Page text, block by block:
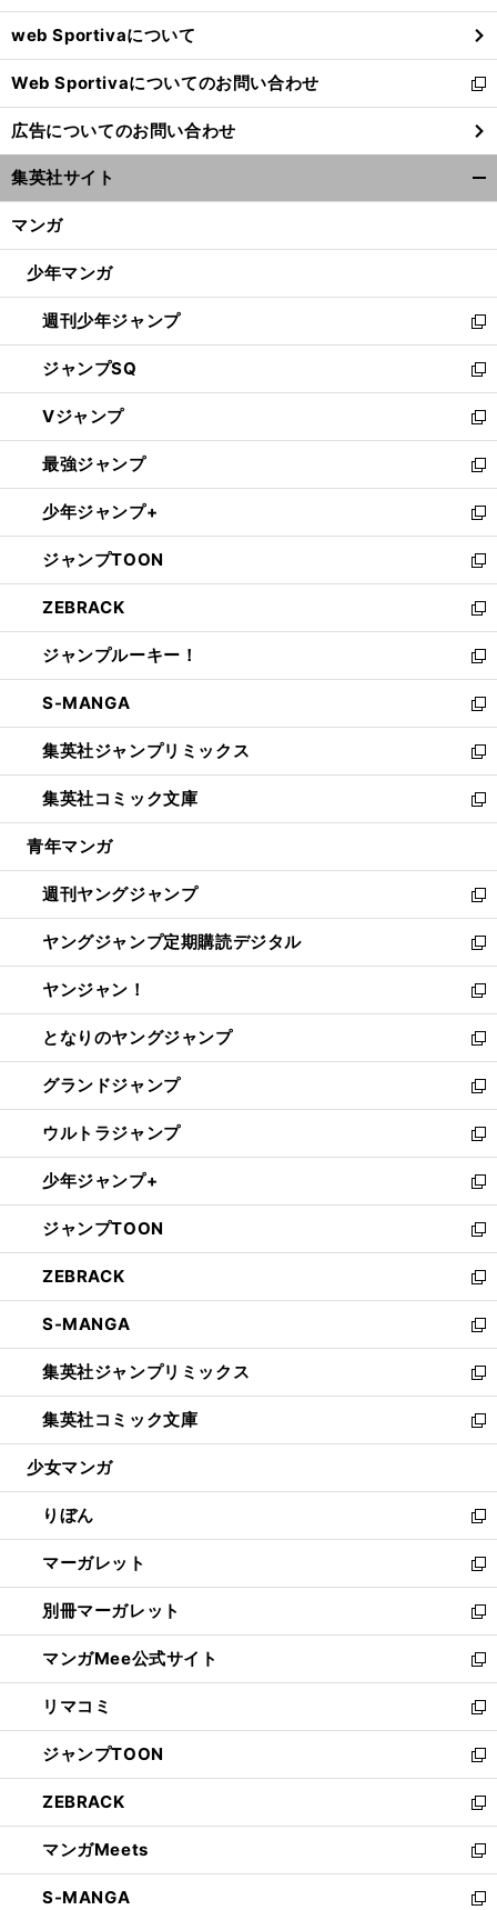
ウ
で
開
く
web Sportivaについて
Web Sportivaについてのお問い合わせ
新
し
い
ウ
ィ
ン
ウ
開
く
広告についてのお問い合わせ
集英社サイト
マンガ
少年マンガ
週刊少年ジャンプ
新
し
い
ウ
ィ
ン
ド
ウ
で
開
く
ジャンプSQ
新
し
い
ウ
ィ
ン
ド
ウ
で
開
く
Vジャンプ
新
し
い
ウ
ィ
ン
ド
ウ
で
開
く
最強ジャンプ
新
し
い
ウ
ィ
ン
ド
ウ
で
開
く
少年ジャンプ+
新
し
い
ウ
ィ
ン
ド
ウ
で
開
く
ジャンプTOON
新
し
い
ウ
ィ
ン
ド
ウ
で
開
く
ZEBRACK
新
し
い
ウ
ィ
ン
ド
ウ
で
開
ジャンプルーキー！
新
し
い
ウ
ィ
ン
ド
ウ
開
く
S-MANGA
新
し
い
ウ
ィ
ン
ウ
で
開
く
集英社ジャンプリミックス
新
し
い
ウ
ン
ド
ウ
で
開
く
集英社コミック文庫
新
し
ウ
ィ
ン
ド
ウ
で
開
く
青年マンガ
週刊ヤングジャンプ
新
し
い
ウ
ィ
ン
ド
ウ
で
開
く
ヤングジャンプ定期購読デジタル
新
し
い
ウ
ィ
ン
ド
ウ
で
開
く
ヤンジャン！
新
し
い
ウ
ィ
ン
ド
ウ
で
開
く
となりのヤングジャンプ
新
し
い
ウ
ィ
ン
ド
ウ
で
開
く
グランドジャンプ
新
し
い
ウ
ィ
ン
ド
ウ
で
開
く
ウルトラジャンプ
新
し
い
ウ
ィ
ン
ド
ウ
で
開
く
少年ジャンプ+
新
し
い
ウ
ィ
ン
ド
ウ
で
開
く
ジャンプTOON
新
し
い
ウ
ィ
ン
ド
ウ
で
開
ZEBRACK
新
し
い
ウ
ィ
ン
ド
ウ
開
く
S-MANGA
新
し
い
ウ
ィ
ン
ウ
で
開
く
集英社ジャンプリミックス
新
し
い
ウ
ン
ド
ウ
で
開
く
集英社コミック文庫
新
し
ウ
ィ
ン
ド
ウ
で
開
く
少女マンガ
りぼん
新
し
い
ウ
ィ
ン
ド
ウ
で
開
く
マーガレット
新
し
い
ウ
ィ
ン
ド
ウ
で
開
く
別冊マーガレット
新
し
い
ウ
ィ
ン
ド
ウ
で
開
く
マンガMee公式サイト
新
し
い
ウ
ィ
ン
ド
ウ
で
開
く
リマコミ
新
し
い
ウ
ィ
ン
ド
ウ
で
ジャンプTOON
新
し
い
ウ
ィ
ン
ド
ZEBRACK
新
し
い
ウ
ィ
マンガMeets
新
し
い
S-MANGA 新